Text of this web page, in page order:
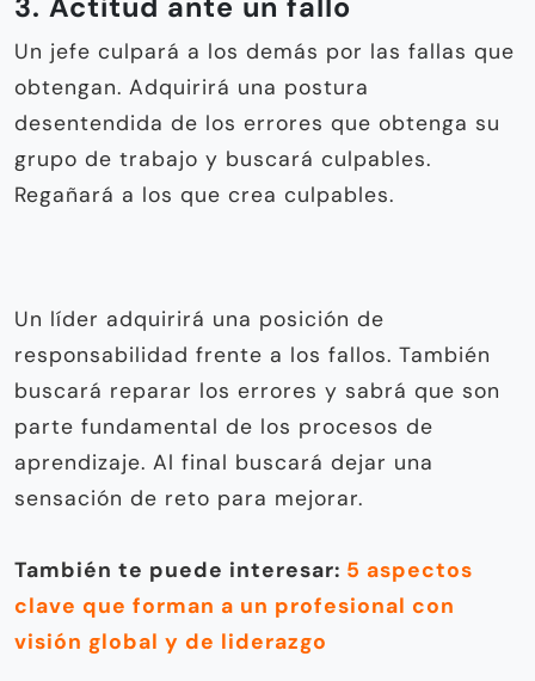
Un jefe culpará a los demás por las fallas que
obtengan. Adquirirá una postura
desentendida de los errores que obtenga su
grupo de trabajo y buscará culpables.
Regañará a los que crea culpables.
Un líder adquirirá una posición de
responsabilidad frente a los fallos. También
buscará reparar los errores y sabrá que son
parte fundamental de los procesos de
aprendizaje. Al final buscará dejar una
sensación de reto para mejorar.
También te puede interesar: 5 aspectos
clave que forman a un profesional con
visión global y de liderazgo